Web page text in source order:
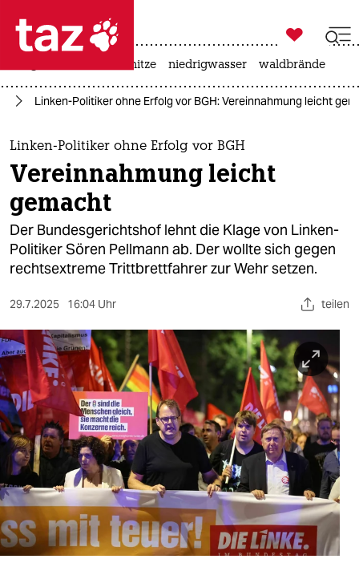
 taz zahl ich
taz zahl ich
themen
politik
öko
gesellschaft
sport
berlin
nord
wahrheit
verlag
verlag
veranstaltungen

taz zahl ich
hitze niedrigwasser waldbrände
Linken-Politiker ohne Erfolg vor BGH: Vereinnahmung leicht
Linken-Politiker ohne Erfolg vor BGH
Vereinnahmung leicht
gemacht
Der Bundesgerichtshof lehnt die Klage von Linken-
Politiker Sören Pellmann ab. Der wollte sich gegen
rechtsextreme Trittbrettfahrer zur Wehr setzen.
29.7.2025 16:04 Uhr teilen